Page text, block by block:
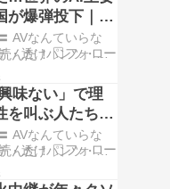
投資詐欺って、こ
か…と かなり勉強
の動画では、「過
が爆弾投下｜中
させる可能性に
ンサックスが徹
AVなんていらな
・透けパンツ・食
！〓40代・50代
日更新！
中国AIの台頭は、
を与えるのか近
において最も注目
味ない」で理
を叫ぶ人たちが
AVなんていらな
・透けパンツ・食
！〓40代・50代
日更新！